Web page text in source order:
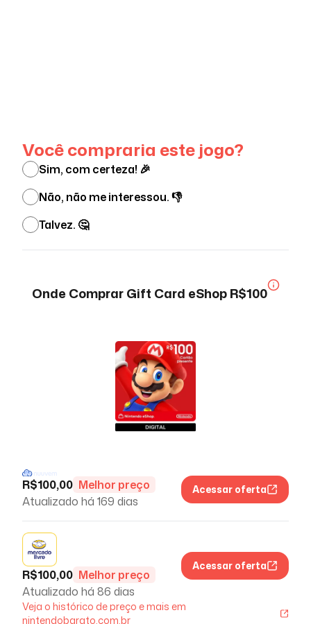
Você compraria este jogo?
Sim, com certeza! 🎉
Não, não me interessou. 👎
Talvez. 🤔
Onde ComprarGift Card eShop R$100
R$100,00 Melhor preço
Atualizado há 169 dias
Acessar oferta
R$100,00 Melhor preço
Atualizado há 86 dias
Acessar oferta
Veja o histórico de preço e mais em
nintendobarato.com.br